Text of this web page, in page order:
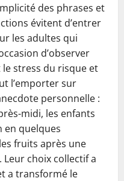
des phrases et
évitent d’entrer
les adultes qui
d’observer
stress du risque et
l’emporter sur
personnelle :
midi, les enfants
en quelques
fruits après une
choix collectif a
a transformé le